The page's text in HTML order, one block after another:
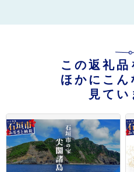
この返礼品
ほかにこん
見てい